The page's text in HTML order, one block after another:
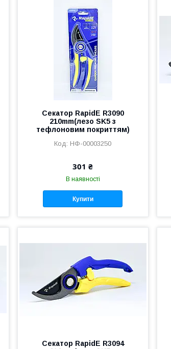
Секатор RapidE R3090
210mm(лезо SK5 з
тефлоновим покриттям)
НФ-00003250
301 ₴
В наявності
Купити
Секатор RapidE R3094